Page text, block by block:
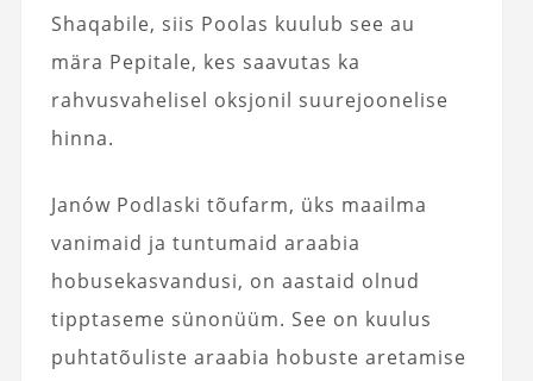
Shaqabile, siis Poolas kuulub see au
mära Pepitale, kes saavutas ka
rahvusvahelisel oksjonil suurejoonelise
hinna.
Janów Podlaski tõufarm, üks maailma
vanimaid ja tuntumaid araabia
hobusekasvandusi, on aastaid olnud
tipptaseme sünonüüm. See on kuulus
puhtatõuliste araabia hobuste aretamise